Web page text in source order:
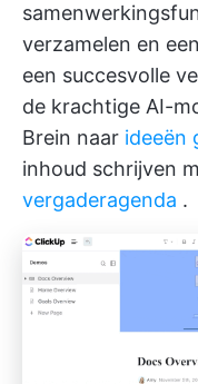
verzamelen en
een succesvolle
de krachtige AI-
Brein naar ideeën
inhoud schrijven
vergaderagenda .